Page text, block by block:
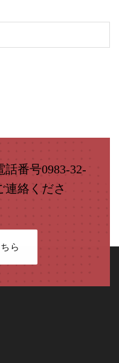
番号0983-32-
連絡くださ
ら